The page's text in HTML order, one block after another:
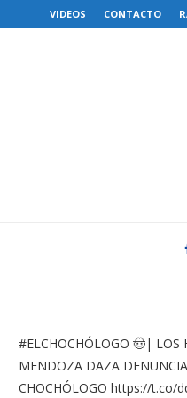
VIDEOS CONTACTO
#ELCHOCHÓLOGO 🤠| LOS
MENDOZA DAZA
CHOCHÓLOGO https://t.co/